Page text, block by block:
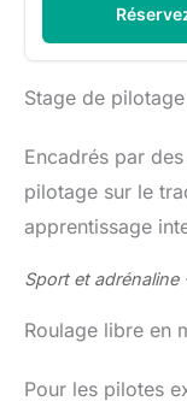
Stage de
Encadrés par
pilotage sur le
apprentissage
Sport et adrénaline
Roulage libre en
Pour les pilotes